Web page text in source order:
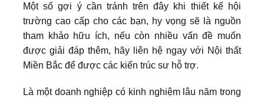
Một số gợi ý cần tránh trên đây khi thiết kế hội
trường cao cấp cho các bạn, hy vọng sẽ là nguồn
tham khảo hữu ích, nếu còn nhiều vấn đề muốn
được giải đáp thêm, hãy liên hệ ngay với Nội thất
Miền Bắc để được các kiến trúc sư hỗ trợ.
Là một doanh nghiệp có kinh nghiệm lâu năm trong